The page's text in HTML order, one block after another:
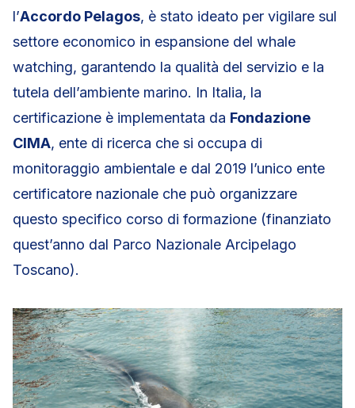
l’Accordo Pelagos, è stato ideato per vigilare sul
settore economico in espansione del whale
watching, garantendo la qualità del servizio e la
tutela dell’ambiente marino. In Italia, la
certificazione è implementata da Fondazione
CIMA, ente di ricerca che si occupa di
monitoraggio ambientale e dal 2019 l’unico ente
certificatore nazionale che può organizzare
questo specifico corso di formazione (finanziato
quest’anno dal Parco Nazionale Arcipelago
Toscano).